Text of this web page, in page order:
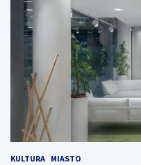
KULTURA MIASTO